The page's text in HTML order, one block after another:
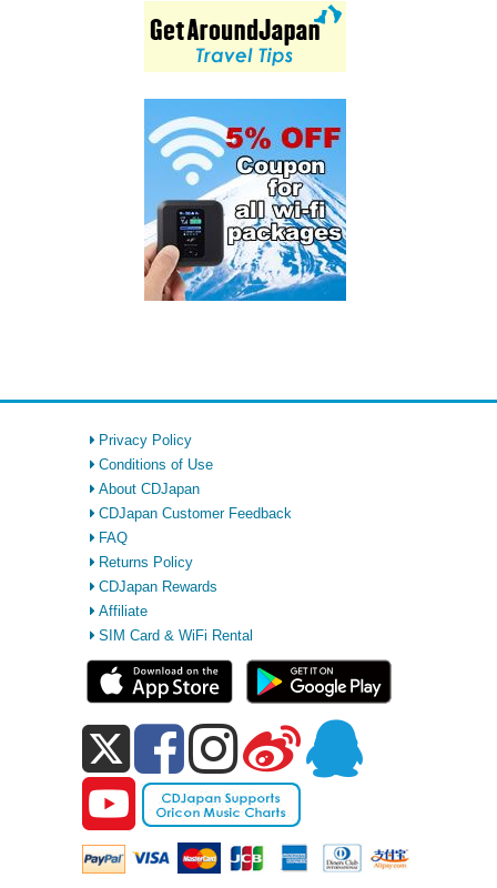
Privacy Policy
Conditions of Use
About CDJapan
CDJapan Customer Feedback
FAQ
Returns Policy
CDJapan Rewards
Affiliate
SIM Card & WiFi Rental